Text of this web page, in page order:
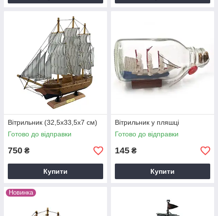
Вітрильник (32,5х33,5х7 см)
Готово до відправки
750 ₴
Купити
Вітрильник у пляшці
Готово до відправки
145 ₴
Купити
Новинка